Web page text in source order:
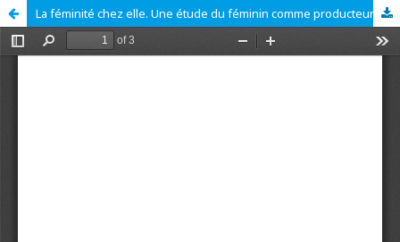
La féminité chez elle. Une étude du féminin comme producteur et produit de la littérature et de la traduction